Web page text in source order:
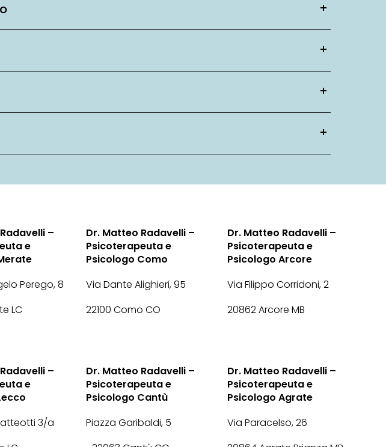
–
e
Perego, 8
LC
Dr. Matteo Radavelli –
Psicoterapeuta e
Psicologo Como
Via Dante Alighieri, 95
22100 Como CO
Dr. Matteo Radavelli –
Psicoterapeuta e
Psicologo Arcore
Via Filippo Corridoni, 2
20862 Arcore MB
–
e
3/a
Dr. Matteo Radavelli –
Psicoterapeuta e
Psicologo Cantù
Piazza Garibaldi, 5
Dr. Matteo Radavelli –
Psicoterapeuta e
Psicologo Agrate
Via Paracelso, 26